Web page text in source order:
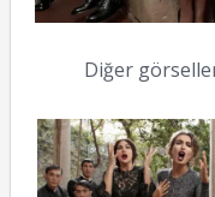
Diğer